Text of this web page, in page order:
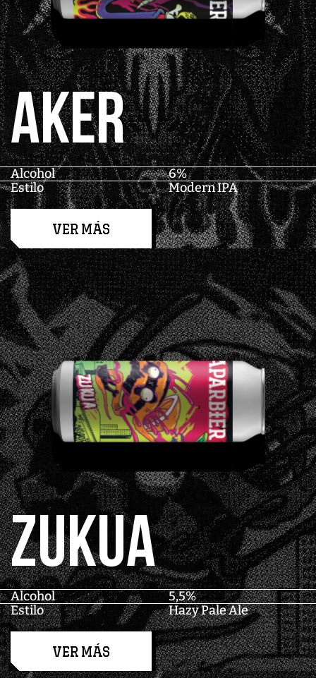
AKER
Alcohol
6%
Estilo
Modern IPA
VER MÁS
ZUKUA
Alcohol
5,5%
Estilo
Hazy Pale Ale
VER MÁS